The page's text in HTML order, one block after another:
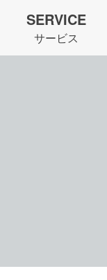
SERVICE
サービス